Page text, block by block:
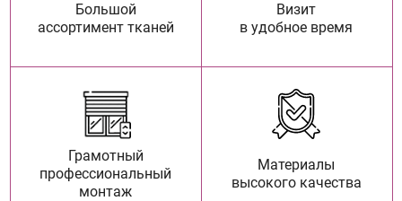
Большой
ассортимент тканей
Визит
в удобное время
Грамотный
профессиональный
монтаж
Материалы
высокого качества